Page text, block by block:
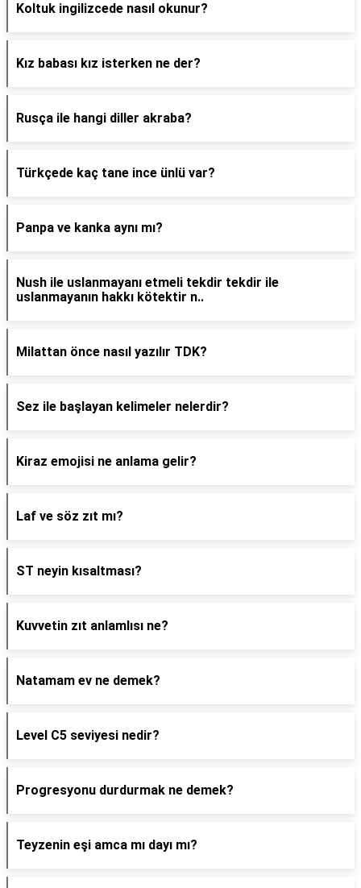
Koltuk ingilizcede nasıl okunur?
Kız babası kız isterken ne der?
Rusça ile hangi diller akraba?
Türkçede kaç tane ince ünlü var?
Panpa ve kanka aynı mı?
Nush ile uslanmayanı etmeli tekdir tekdir ile
uslanmayanın hakkı kötektir n..
Milattan önce nasıl yazılır TDK?
Sez ile başlayan kelimeler nelerdir?
Kiraz emojisi ne anlama gelir?
Laf ve söz zıt mı?
ST neyin kısaltması?
Kuvvetin zıt anlamlısı ne?
Natamam ev ne demek?
Level C5 seviyesi nedir?
Progresyonu durdurmak ne demek?
Teyzenin eşi amca mı dayı mı?